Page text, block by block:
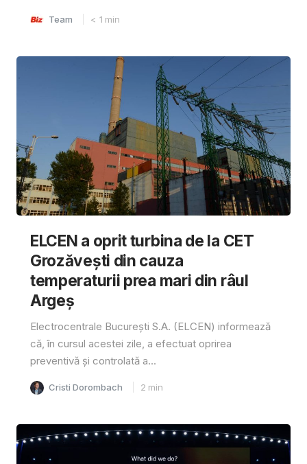
Team < 1 min
ELCEN a oprit turbina de la CET
Grozăvești din cauza
temperaturii prea mari din râul
Argeș
Electrocentrale București S.A. (ELCEN) informează
că, în cursul acestei zile, a efectuat oprirea
preventivă și controlată a...
Cristi Dorombach 2 min